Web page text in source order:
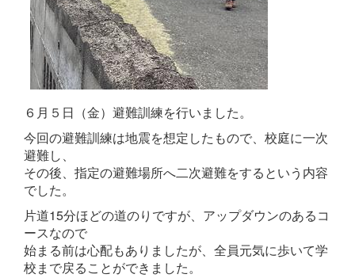
６月５日（金）避難訓練を行いました。
今回の避難訓練は地震を想定したもので、校庭に一次
避難し、
その後、指定の避難場所へ二次避難をするという内容
でした。
片道15分ほどの道のりですが、アップダウンのあるコ
ースなので
始まる前は心配もありましたが、 全員元気に歩いて学
校まで戻ることができました。